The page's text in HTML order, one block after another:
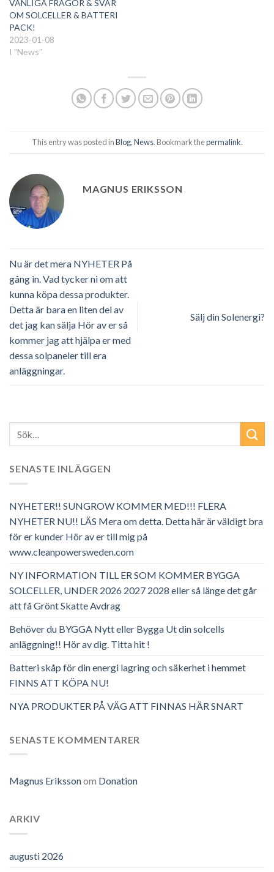
VANLIGA FRÅGOR & SVAR
OM SOLCELLER & BATTERI
PACK!
2023-01-08
I ”News”
This entry was posted inBlog,News. Bookmark thepermalink.
MAGNUS ERIKSSON
Nu är det mera NYHETER På
gång in. Vad tycker ni om att
kunna köpa dessa produkter.
Detta är bara en liten del av
det jag kan sälja Hör av er så
kommer jag att hjälpa er med
dessa solpaneler till era
anläggningar.
Sälj din Solenergi?
SENASTE INLÄGGEN
NYHETER!! SUNGROW KOMMER MED!!! FLERA
NYHETER NU!! LÄS Mera om detta. Detta här är väldigt bra
för er kunder Hör av er till mig på
www.cleanpowersweden.com
NY INFORMATION TILL ER SOM KOMMER BYGGA
SOLCELLER, UNDER 2026 2027 2028 eller så länge det går
att få Grönt Skatte Avdrag
Behöver du BYGGA Nytt eller Bygga Ut din solcells
anläggning!! Hör av dig. Titta hit !
Batteri skåp för din energi lagring och säkerhet i hemmet
FINNS ATT KÖPA NU!
NYA PRODUKTER PÅ VÄG ATT FINNAS HÄR SNART
SENASTE KOMMENTARER
Magnus Erikssonom Donation
ARKIV
augusti 2026